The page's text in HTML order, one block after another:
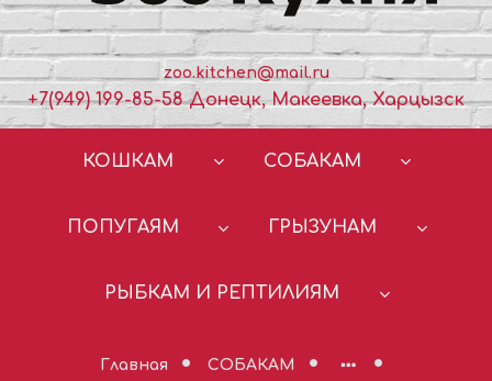
zoo.kitchen@mail.ru
+7(949) 199-85-58 Донецк, Макеевка, Харцызск
КОШКАМ СОБАКАМ
ПОПУГАЯМ ГРЫЗУНАМ
РЫБКАМ И РЕПТИЛИЯМ
Главная
СОБАКАМ